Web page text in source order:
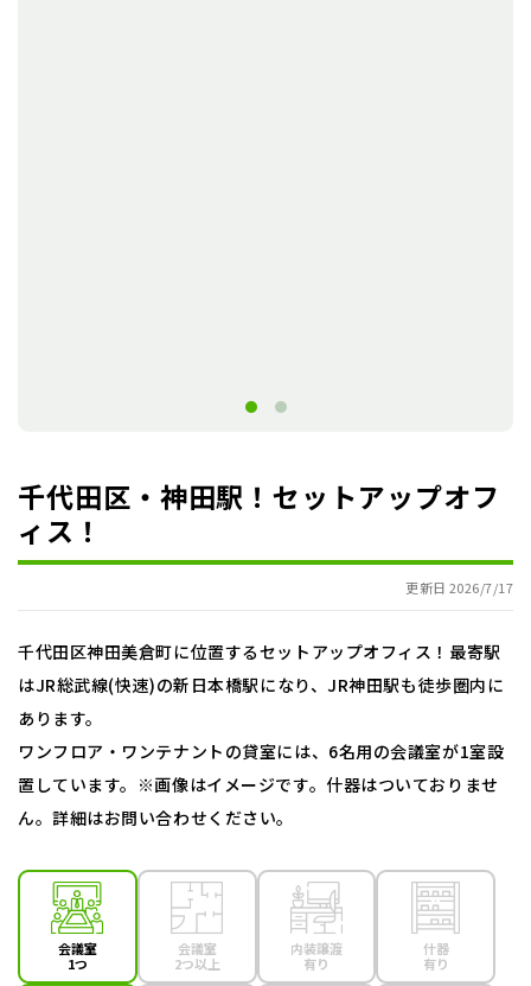
千代田区・神田駅！セットアップオフ
ィス！
更新日 2026/7/17
千代田区神田美倉町に位置するセットアップオフィス！最寄駅
はJR総武線(快速)の新日本橋駅になり、JR神田駅も徒歩圏内に
あります。
ワンフロア・ワンテナントの貸室には、6名用の会議室が1室設
置しています。※画像はイメージです。什器はついておりませ
ん。詳細はお問い合わせください。
会議室
1つ
会議室
2つ以上
内装譲渡
有り
什器
有り